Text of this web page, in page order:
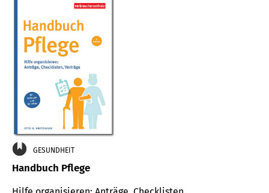
GESUNDHEIT
Handbuch Pflege